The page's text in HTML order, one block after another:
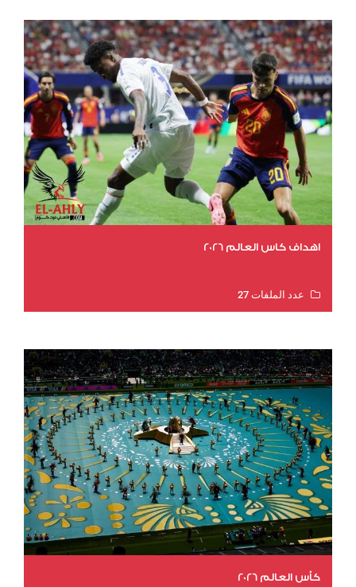
اهداف كاس العالم 2026
عدد الملفات 27
كأس العالم 2026